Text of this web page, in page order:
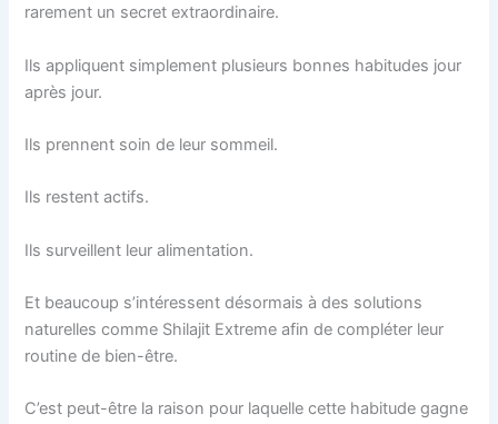
rarement un secret extraordinaire.
Ils appliquent simplement plusieurs bonnes habitudes jour
après jour.
Ils prennent soin de leur sommeil.
Ils restent actifs.
Ils surveillent leur alimentation.
Et beaucoup s’intéressent désormais à des solutions
naturelles comme Shilajit Extreme afin de compléter leur
routine de bien-être.
C’est peut-être la raison pour laquelle cette habitude gagne